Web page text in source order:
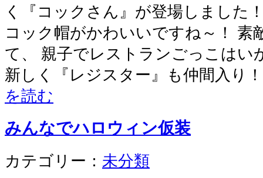
く『コックさん』が登場しました
コック帽がかわいいですね～！ 素
て、 親子でレストランごっこはい
新しく『レジスター』も仲間入り
を読む
みんなでハロウィン仮装
カテゴリー： 未分類